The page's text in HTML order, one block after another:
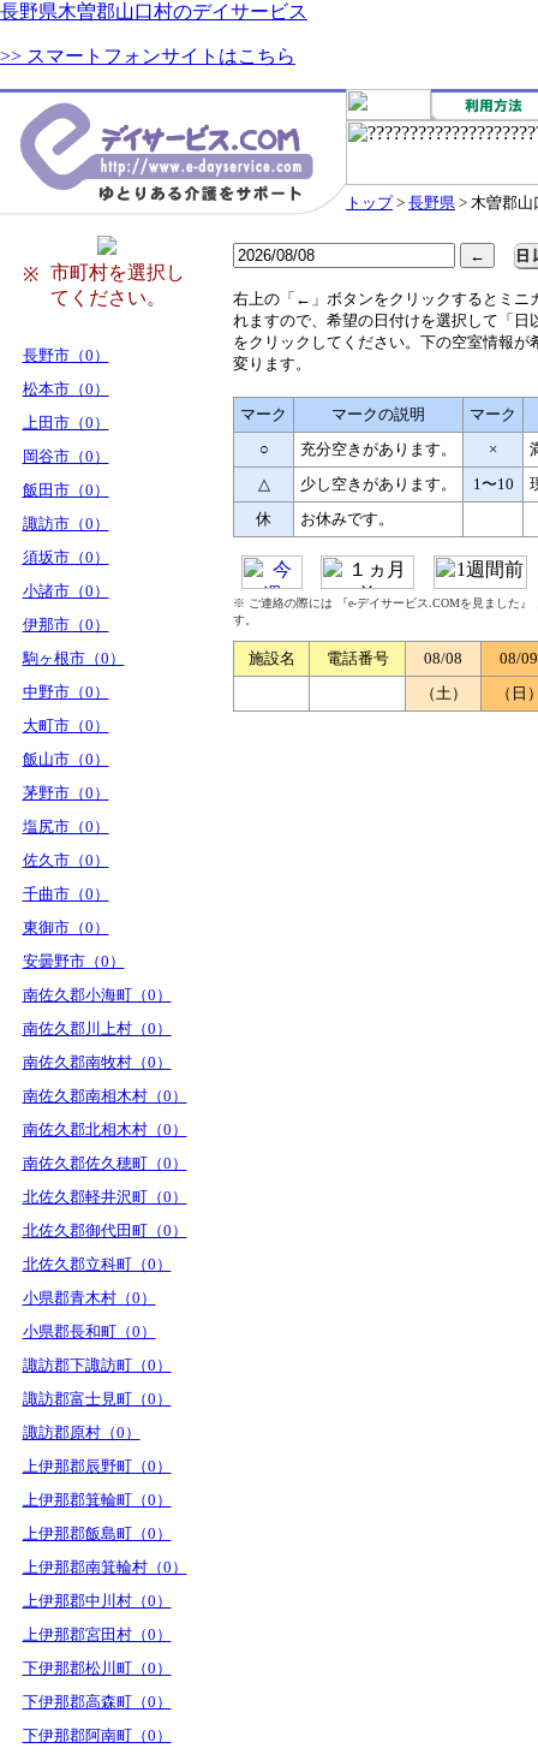
長野県木曽郡山口村のデイサービス
>> スマートフォンサイトはこちら
トップ> 長野県 > 木曽郡山
※
市町村を選択し
てください。
長野市（0）
松本市（0）
上田市（0）
岡谷市（0）
飯田市（0）
諏訪市（0）
須坂市（0）
小諸市（0）
伊那市（0）
駒ヶ根市（0）
中野市（0）
大町市（0）
飯山市（0）
茅野市（0）
塩尻市（0）
佐久市（0）
千曲市（0）
東御市（0）
安曇野市（0）
南佐久郡小海町（0）
南佐久郡川上村（0）
南佐久郡南牧村（0）
南佐久郡南相木村（0）
南佐久郡北相木村（0）
南佐久郡佐久穂町（0）
北佐久郡軽井沢町（0）
北佐久郡御代田町（0）
北佐久郡立科町（0）
小県郡青木村（0）
小県郡長和町（0）
諏訪郡下諏訪町（0）
諏訪郡富士見町（0）
諏訪郡原村（0）
上伊那郡辰野町（0）
上伊那郡箕輪町（0）
上伊那郡飯島町（0）
上伊那郡南箕輪村（0）
上伊那郡中川村（0）
上伊那郡宮田村（0）
下伊那郡松川町（0）
下伊那郡高森町（0）
下伊那郡阿南町（0）
右上の「←」ボタンをクリックするとミニ
れますので、希望の日付けを選択して「日
をクリックしてください。下の空室情報が
変ります。
マーク マークの説明
マーク
○
充分空きがあります。 ×
△
少し空きがあります。 1〜10
休
お休みです。
※ ご連絡の際には 『e-デイサービス.COMを見ました
す。
施設名 電話番号 08/08
08/09
（土）
（日